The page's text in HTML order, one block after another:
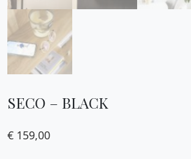
SECO – BLACK
€ 159,00